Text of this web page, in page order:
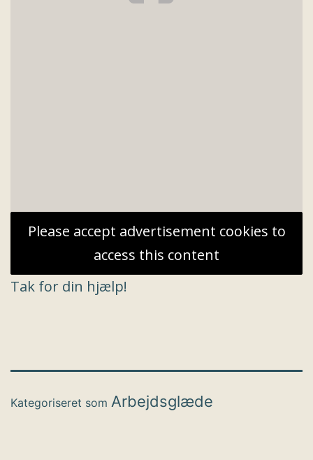
Please accept advertisement cookies to
access this content
Tak for din hjælp!
Kategoriseret som Arbejdsglæde